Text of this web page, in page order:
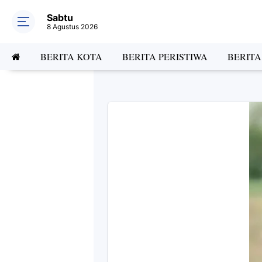
Sabtu
8 Agustus 2026
BERITA KOTA BERITA PERISTIWA